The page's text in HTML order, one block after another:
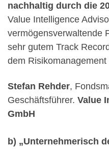
nachhaltig durch die
Value Intelligence
vermögensverwaltende
sehr gutem Track
dem Risikomanagement
Stefan Rehder,
Geschäftsführer. Value
GmbH
b) „Unternehmerisch